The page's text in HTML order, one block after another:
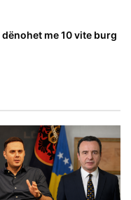
me 10 vite burg